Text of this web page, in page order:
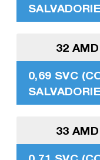
32
0,69 SVC
33